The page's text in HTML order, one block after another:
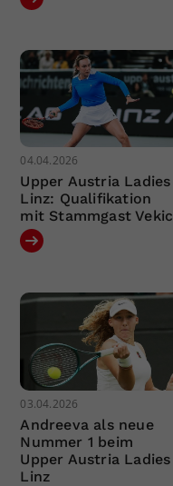
04.04.2026
Upper Austria Ladies
Linz: Qualifikation
mit Stammgast Vekic
03.04.2026
Andreeva als neue
Nummer 1 beim
Upper Austria Ladies
Linz